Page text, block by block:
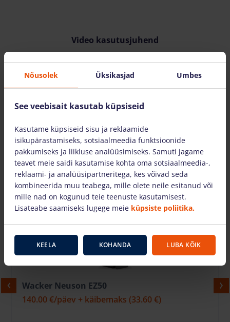
Video kasutusjuhend
Samuti pakume
Wacker Neuson EZ50
140.00 €/päev + käibemaks (33.60 €)
Nõusolek Üksikasjad Umbes
See veebisait kasutab küpsiseid
Kasutame küpsiseid sisu ja reklaamide
isikupärastamiseks, sotsiaalmeedia funktsioonide
pakkumiseks ja liikluse analüüsimiseks. Samuti jagame
teavet meie saidi kasutamise kohta oma sotsiaalmeedia-,
reklaami- ja analüüsipartneritega, kes võivad seda
kombineerida muu teabega, mille olete neile esitanud või
mille nad on kogunud teie teenuste kasutamisest.
Lisateabe saamiseks lugege meie küpsiste poliitika.
KEELA KOHANDA LUBA KÕIK